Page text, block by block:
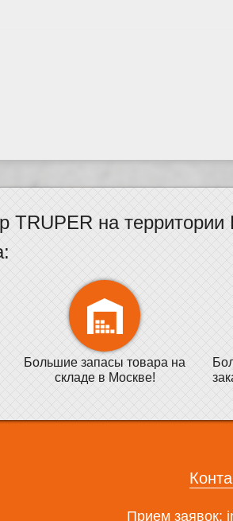
TRUPER на
Большие запасы товара на
складе в Москве!
Прием заявок: